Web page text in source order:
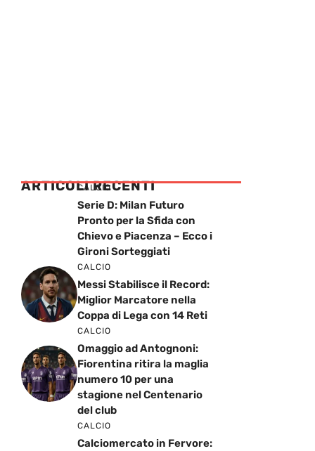
ARTICOLI RECENTI
CALCIO
Serie D: Milan Futuro
Pronto per la Sfida con
Chievo e Piacenza – Ecco i
Gironi Sorteggiati
CALCIO
Messi Stabilisce il Record:
Miglior Marcatore nella
Coppa di Lega con 14 Reti
CALCIO
Omaggio ad Antognoni:
Fiorentina ritira la maglia
numero 10 per una
stagione nel Centenario
del club
CALCIO
Calciomercato in Fervore: